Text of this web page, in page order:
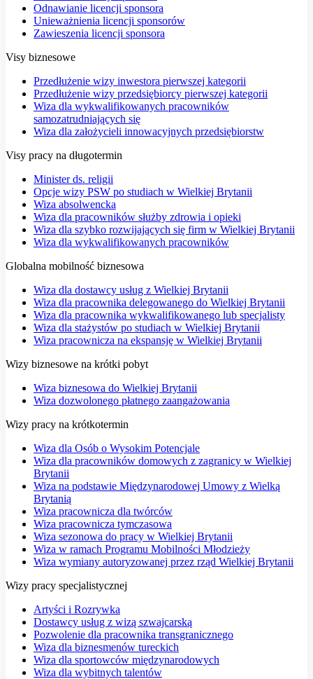
Odnawianie licencji sponsora
Unieważnienia licencji sponsorów
Zawieszenia licencji sponsora
Visy biznesowe
Przedłużenie wizy inwestora pierwszej kategorii
Przedłużenie wizy przedsiębiorcy pierwszej kategorii
Wiza dla wykwalifikowanych pracowników
samozatrudniających się
Wiza dla założycieli innowacyjnych przedsiębiorstw
Visy pracy na długotermin
Minister ds. religii
Opcje wizy PSW po studiach w Wielkiej Brytanii
Wiza absolwencka
Wiza dla pracowników służby zdrowia i opieki
Wiza dla szybko rozwijających się firm w Wielkiej Brytanii
Wiza dla wykwalifikowanych pracowników
Globalna mobilność biznesowa
Wiza dla dostawcy usług z Wielkiej Brytanii
Wiza dla pracownika delegowanego do Wielkiej Brytanii
Wiza dla pracownika wykwalifikowanego lub specjalisty
Wiza dla stażystów po studiach w Wielkiej Brytanii
Wiza pracownicza na ekspansję w Wielkiej Brytanii
Wizy biznesowe na krótki pobyt
Wiza biznesowa do Wielkiej Brytanii
Wiza dozwolonego płatnego zaangażowania
Wizy pracy na krótkotermin
Wiza dla Osób o Wysokim Potencjale
Wiza dla pracowników domowych z zagranicy w Wielkiej
Brytanii
Wiza na podstawie Międzynarodowej Umowy z Wielką
Brytanią
Wiza pracownicza dla twórców
Wiza pracownicza tymczasowa
Wiza sezonowa do pracy w Wielkiej Brytanii
Wiza w ramach Programu Mobilności Młodzieży
Wiza wymiany autoryzowanej przez rząd Wielkiej Brytanii
Wizy pracy specjalistycznej
Artyści i Rozrywka
Dostawcy usług z wizą szwajcarską
Pozwolenie dla pracownika transgranicznego
Wiza dla biznesmenów tureckich
Wiza dla sportowców międzynarodowych
Wiza dla wybitnych talentów